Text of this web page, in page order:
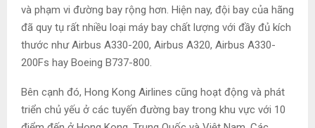
và phạm vi đường bay rộng hơn. Hiện nay, đội bay của hãng
đã quy tụ rất nhiều loại máy bay chất lượng với đầy đủ kích
thước như Airbus A330-200, Airbus A320, Airbus A330-
200Fs hay Boeing B737-800.
Bên cạnh đó, Hong Kong Airlines cũng hoạt động và phát
triển chủ yếu ở các tuyến đường bay trong khu vực với 10